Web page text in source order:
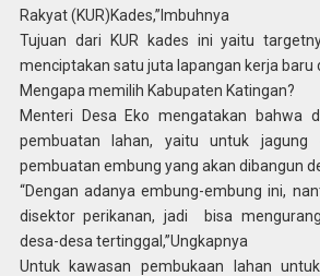
Rakyat (KUR)Kades,”Imbuhnya
Tujuan dari KUR kades ini yaitu
menciptakan satu juta lapangan kerja baru
Mengapa memilih Kabupaten Katingan?
Menteri Desa Eko mengatakan bahwa
pembuatan lahan, yaitu untuk
pembuatan embung yang akan dibangun
“Dengan adanya embung-embung ini,
disektor perikanan, jadi bisa
desa-desa tertinggal,”Ungkapnya
Untuk kawasan pembukaan lahan